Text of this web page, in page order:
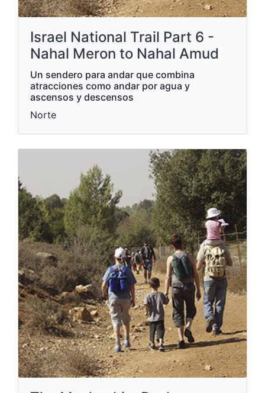
Israel National Trail Part 6 -
Nahal Meron to Nahal Amud
Un sendero para andar que combina
atracciones como andar por agua y
ascensos y descensos
Norte